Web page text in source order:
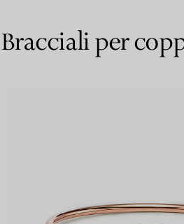
un esperto di diamanti Tiffany.
Bracciali per